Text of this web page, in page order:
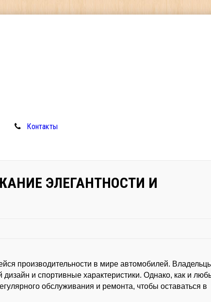
Контакты
ЭЛЕГАНТНОСТИ И
производительности в мире автомобилей.
и спортивные характеристики. Однако, как и
обслуживания и ремонта, чтобы оставаться в